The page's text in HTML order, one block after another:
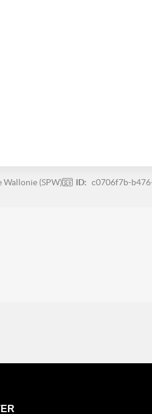
Wallonie (SPW) ID: c0706f7b-